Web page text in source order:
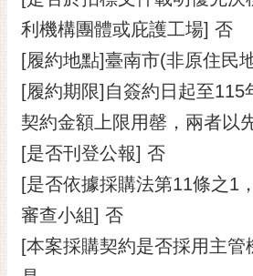
利機構團體或庇護工場] 否
[履約地點]臺南市(非原住民
[履約期限]自簽約日起至115
契約金額上限用罄，兩者以
[是否刊登公報] 否
[是否依據採購法第11條之1
審查小組] 否
[本案採購契約是否採用主管